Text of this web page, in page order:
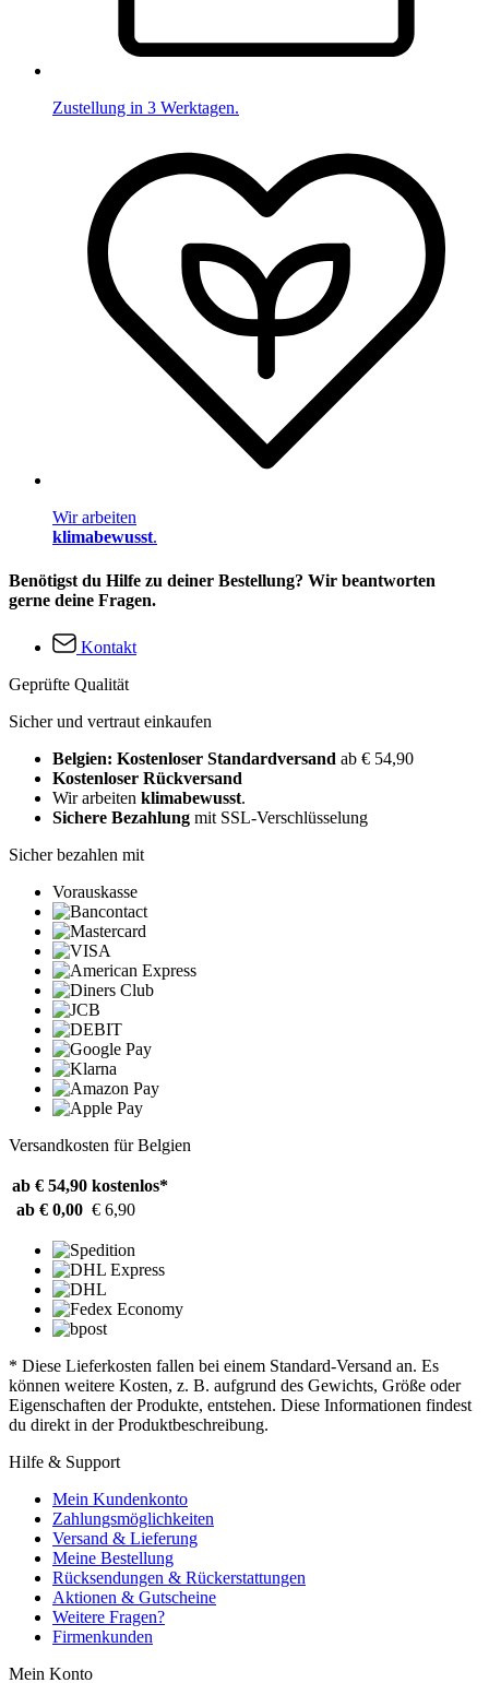
Zustellung in 3 Werktagen.
Wir arbeiten
klimabewusst.
Benötigst du Hilfe zu deiner Bestellung? Wir beantworten
gerne deine Fragen.
Kontakt
Geprüfte Qualität
Sicher und vertraut einkaufen
Belgien: Kostenloser Standardversand ab € 54,90
Kostenloser Rückversand
Wir arbeiten klimabewusst.
Sichere Bezahlung mit SSL-Verschlüsselung
Sicher bezahlen mit
Vorauskasse
Versandkosten für Belgien
ab € 54,90 kostenlos*
ab € 0,00 € 6,90
* Diese Lieferkosten fallen bei einem Standard-Versand an. Es
können weitere Kosten, z. B. aufgrund des Gewichts, Größe oder
Eigenschaften der Produkte, entstehen. Diese Informationen findest
du direkt in der Produktbeschreibung.
Hilfe & Support
Mein Kundenkonto
Zahlungsmöglichkeiten
Versand & Lieferung
Meine Bestellung
Rücksendungen & Rückerstattungen
Aktionen & Gutscheine
Weitere Fragen?
Firmenkunden
Mein Konto